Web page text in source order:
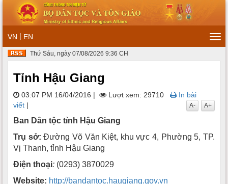
VN | EN
Thứ Sáu, ngày 07/08/2026 9:36 CH
Tỉnh Hậu Giang
03:07 PM 16/04/2016 | Lượt xem: 29710
In bài
viết | A+
A-
Ban Dân tộc tỉnh Hậu Giang
Trụ sở: Đường Võ Văn Kiệt, khu vực 4, Phường 5, TP.
Vị Thanh, tỉnh Hậu Giang
Điện thoại: (0293) 3870029
Website: http://bandantoc.haugiang.gov.vn